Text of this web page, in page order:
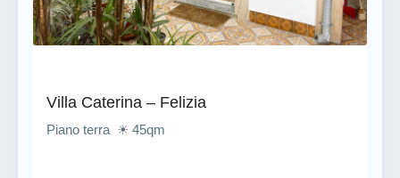
Villa Caterina – Felizia
Piano terra ☀ 45qm